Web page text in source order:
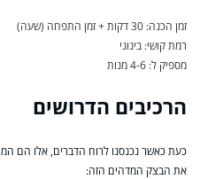
זמן הכנה: 30 דקות + זמן התפחה (שעה)
רמת קושי: בינוני
מספיק ל: 4-6 מנות
הרכיבים הדרושים
כעת כאשר נכנסנו לרוח הדברים, אלו הם
את הבצק המדהים הזה: